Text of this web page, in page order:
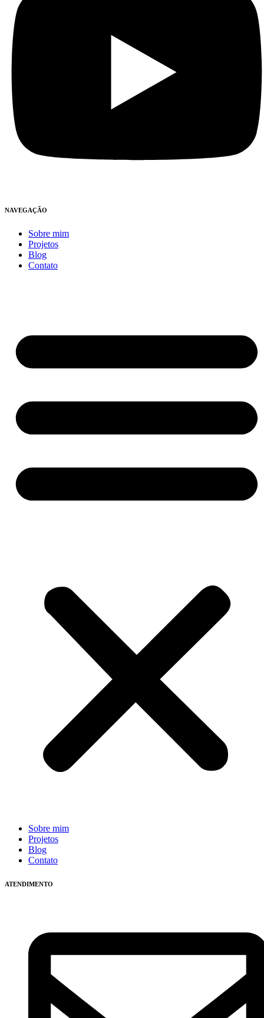
NAVEGAÇÃO
Sobre mim
Projetos
Blog
Contato
Sobre mim
Projetos
Blog
Contato
ATENDIMENTO